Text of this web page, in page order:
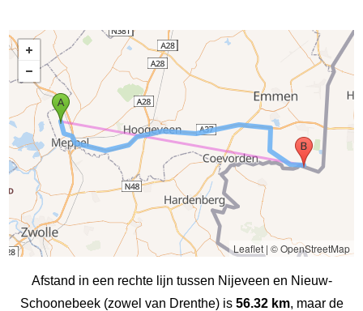
Leaflet| © OpenStreetMap
Afstand in een rechte lijn tussen Nijeveen en Nieuw-
Schoonebeek (zowel van Drenthe) is 56.32 km, maar de